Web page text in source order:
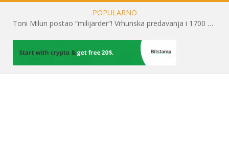
POPULARNO
Toni Milun postao “milijarder”! Vrhunska predavanja i 1700 posjetitelja obilježili su mjesec financijske pismenosti